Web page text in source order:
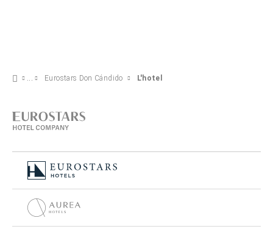
Eurostars Don Cándido L'hotel